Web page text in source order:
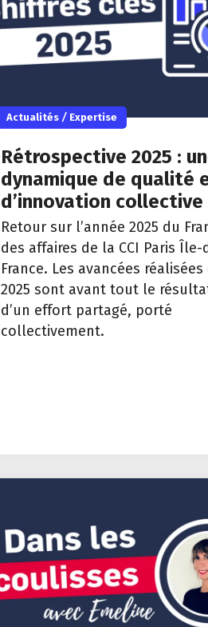
Actualités / Expertise
Rétrospective 2025 :
dynamique de qualité
d’innovation collective
Retour sur l’année 2025 du
des affaires de la CCI Paris Île-
France. Les avancées réalisées
2025 sont avant tout le
d’un effort partagé, porté
collectivement.